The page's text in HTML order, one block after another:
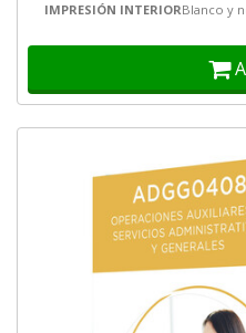
IMPRESIÓN INTERIORBlanco y